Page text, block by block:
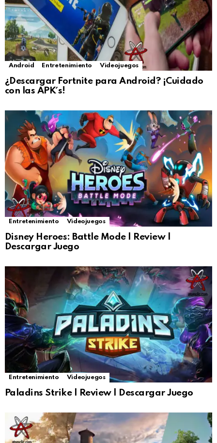
Android Entretenimiento Videojuegos
¿Descargar Fortnite para Android? ¡Cuidado
con las APK´s!
Entretenimiento Videojuegos
Disney Heroes: Battle Mode | Review |
Descargar Juego
Entretenimiento Videojuegos
Paladins Strike | Review | Descargar Juego